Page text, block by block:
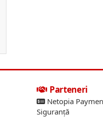
Parteneri
Netopia
Siguranță